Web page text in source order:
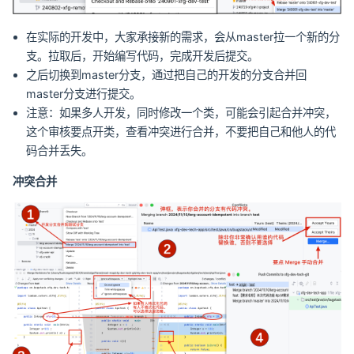
在实际的开发中，大家承接新的需求，会从master拉一个新的分
支。拉取后，开始编写代码，完成开发后提交。
之后切换到master分支，通过把自己的开发的分支合并回
master分支进行提交。
注意：如果多人开发，同时修改一个类，可能会引起合并冲突，
这个审核要点开类，查看冲突进行合并，不要把自己和他人的代
码合并丢失。
冲突合并